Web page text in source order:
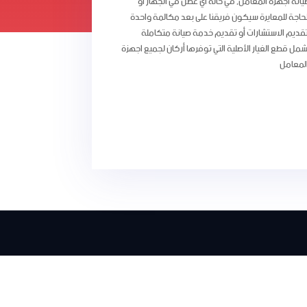
للمعايرة سيكون فريقنا على بعد مكالمة واحدة
الاستشارات أو تقديم خدمة صيانة متكاملة
قطع الغيار الأصلية التي توفرها أركان لجميع اجهزة